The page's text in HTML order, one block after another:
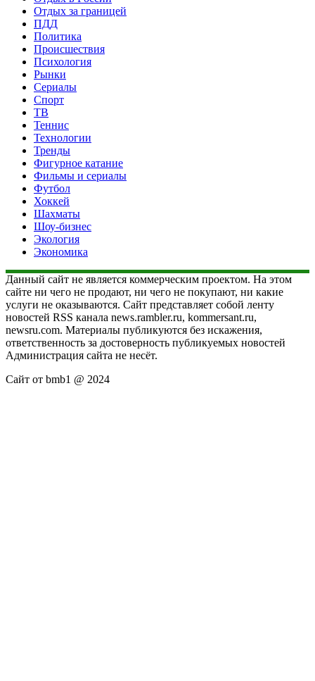
Отдых за границей
ПДД
Политика
Происшествия
Психология
Рынки
Сериалы
Спорт
ТВ
Теннис
Технологии
Тренды
Фигурное катание
Фильмы и сериалы
Футбол
Хоккей
Шахматы
Шоу-бизнес
Экология
Экономика
Данный сайт не является коммерческим проектом. На этом
сайте ни чего не продают, ни чего не покупают, ни какие
услуги не оказываются. Сайт представляет собой ленту
новостей RSS канала news.rambler.ru, kommersant.ru,
newsru.com. Материалы публикуются без искажения,
ответственность за достоверность публикуемых новостей
Администрация сайта не несёт.
Сайт от bmb1 @ 2024